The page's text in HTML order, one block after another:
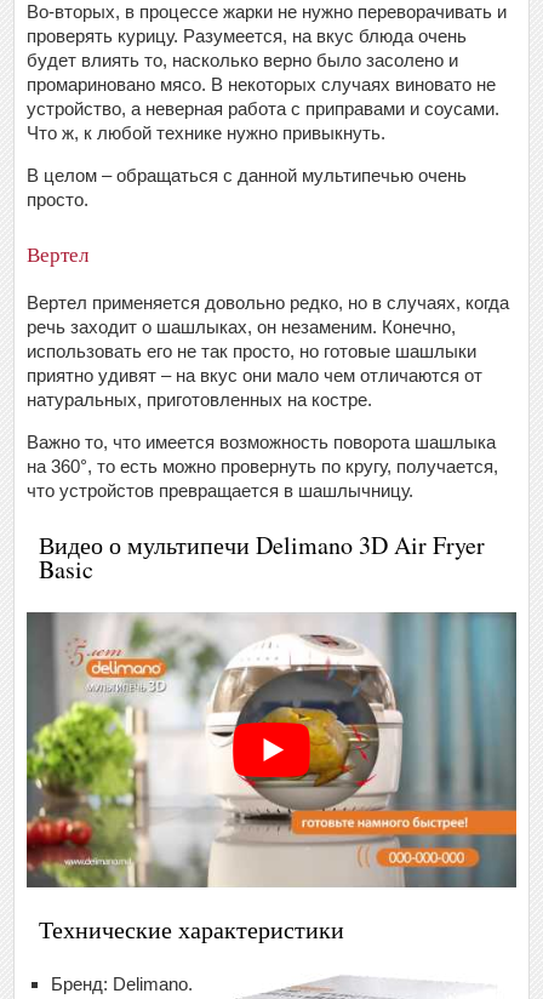
Во-вторых, в процессе жарки не нужно переворачивать и
проверять курицу. Разумеется, на вкус блюда очень
будет влиять то, насколько верно было засолено и
промариновано мясо. В некоторых случаях виновато не
устройство, а неверная работа с приправами и соусами.
Что ж, к любой технике нужно привыкнуть.
В целом – обращаться с данной мультипечью очень
просто.
Вертел
Вертел применяется довольно редко, но в случаях, когда
речь заходит о шашлыках, он незаменим. Конечно,
использовать его не так просто, но готовые шашлыки
приятно удивят – на вкус они мало чем отличаются от
натуральных, приготовленных на костре.
Важно то, что имеется возможность поворота шашлыка
на 360°, то есть можно провернуть по кругу, получается,
что устройстов превращается в шашлычницу.
Видео о мультипечи Delimano 3D Air Fryer
Basic
Технические характеристики
Бренд: Delimano.